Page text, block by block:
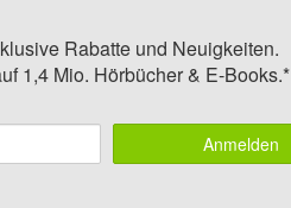
Rabatte und Neuigkeiten.
1,4 Mio. Hörbücher & E-Books.*
Anmelden